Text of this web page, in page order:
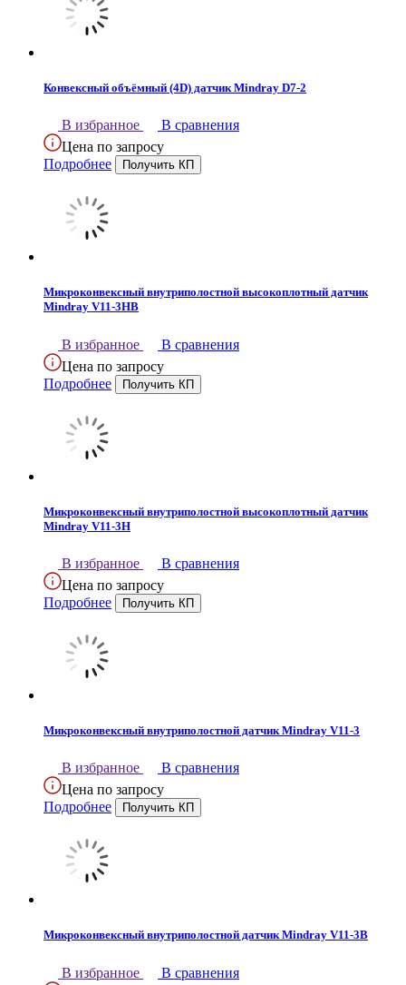
Конвексный объёмный (4D) датчик Mindray D7-2
В избранное
В сравнения
Цена по запросу
Подробнее
Микроконвексный внутриполостной высокоплотный датчик
Mindray V11-3HB
В избранное
В сравнения
Цена по запросу
Подробнее
Микроконвексный внутриполостной высокоплотный датчик
Mindray V11-3H
В избранное
В сравнения
Цена по запросу
Подробнее
Микроконвексный внутриполостной датчик Mindray V11-3
В избранное
В сравнения
Цена по запросу
Подробнее
Микроконвексный внутриполостной датчик Mindray V11-3B
В избранное
В сравнения